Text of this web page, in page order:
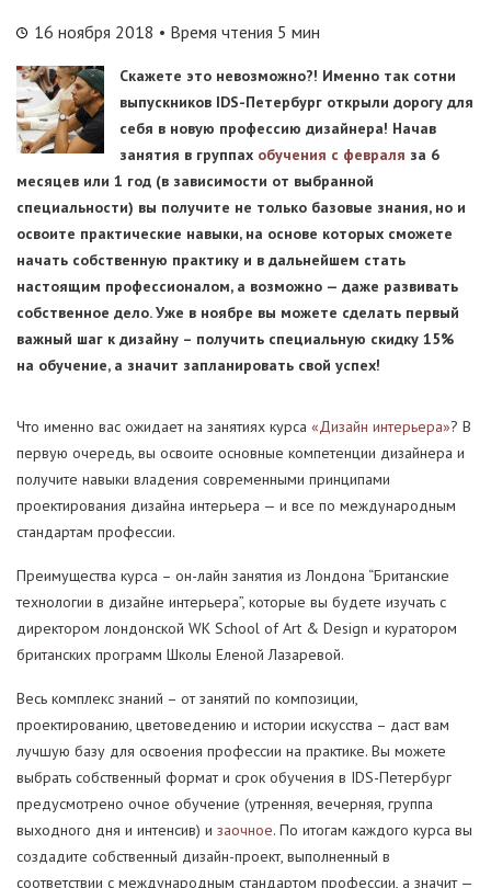
16 ноября 2018 • Время чтения 5 мин
Скажете это невозможно?! Именно так сотни
выпускников IDS-Петербург открыли дорогу для
себя в новую профессию дизайнера! Начав
занятия в группах обучения с февраля за 6
месяцев или 1 год (в зависимости от выбранной
специальности) вы получите не только базовые знания, но и
освоите практические навыки, на основе которых сможете
начать собственную практику и в дальнейшем стать
настоящим профессионалом, а возможно — даже развивать
собственное дело. Уже в ноябре вы можете сделать первый
важный шаг к дизайну – получить специальную скидку 15%
на обучение, а значит запланировать свой успех!
Что именно вас ожидает на занятиях курса «Дизайн интерьера»? В
первую очередь, вы освоите основные компетенции дизайнера и
получите навыки владения современными принципами
проектирования дизайна интерьера — и все по международным
стандартам профессии.
Преимущества курса – он-лайн занятия из Лондона “Британские
технологии в дизайне интерьера”, которые вы будете изучать с
ди⁠ректором лондонской WK School of Art & Design и куратором
британских программ Школы Еленой Лазаревой.
Весь комплекс знаний – от занятий по композиции,
проектированию, цветоведению и истории искусства – даст вам
лучшую базу для освоения профессии на практике. Вы можете
выбрать собственный формат и срок обучения в IDS-Петербург
предусмотрено очное обучение (утренняя, вечерняя, группа
выходного дня и интенсив) и заочное. По итогам каждого курса вы
создадите собственный дизайн-проект, выполненный в
соответствии с международным стандартом профессии, а значит —